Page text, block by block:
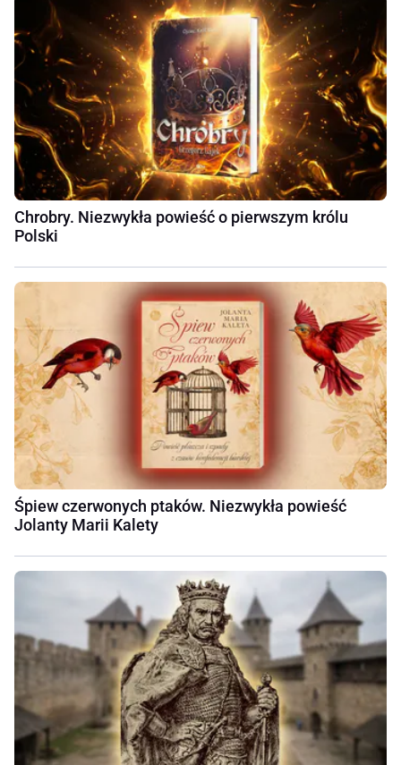
Chrobry. Niezwykła powieść o pierwszym królu
Polski
Śpiew czerwonych ptaków. Niezwykła powieść
Jolanty Marii Kalety